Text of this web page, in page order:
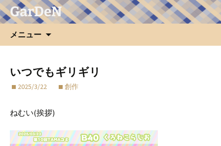
GarDeN
メニュー
ツ
キ
プ
いつでもギリギリ
2025/3/22 創作
ねむい(挨拶)